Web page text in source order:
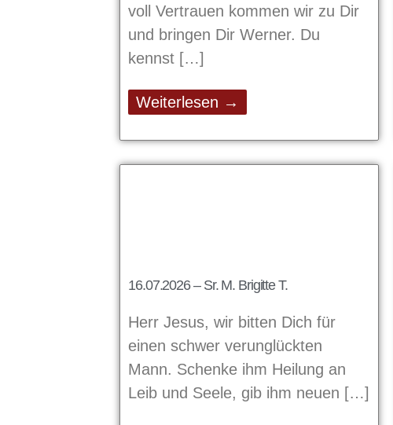
voll Vertrauen kommen wir zu Dir
und bringen Dir Werner. Du
kennst
Weiterlesen →
16.07.2026 – Sr. M. Brigitte T.
Herr Jesus, wir bitten Dich für
einen schwer verunglückten
Mann. Schenke ihm Heilung an
Leib und Seele, gib ihm neuen